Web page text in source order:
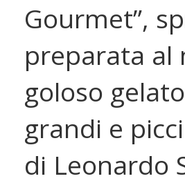
Gourmet”,
preparata al
goloso
grandi e
di Leonardo